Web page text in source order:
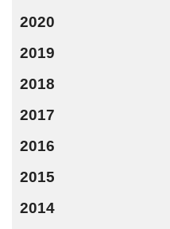
2020
2019
2018
2017
2016
2015
2014